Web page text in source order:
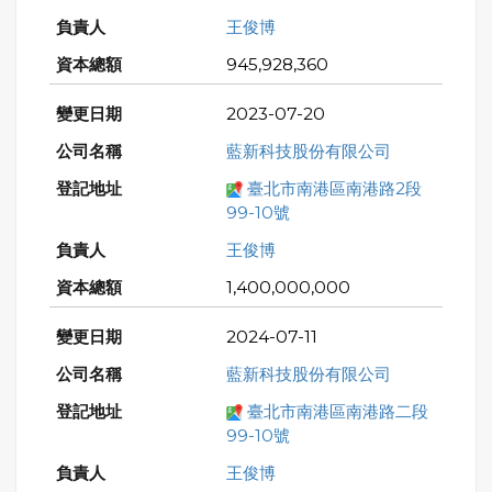
王俊博
945,928,360
2023-07-20
藍新科技股份有限公司
臺北市南港區南港路2段
99-10號
王俊博
1,400,000,000
2024-07-11
藍新科技股份有限公司
臺北市南港區南港路二段
99-10號
王俊博